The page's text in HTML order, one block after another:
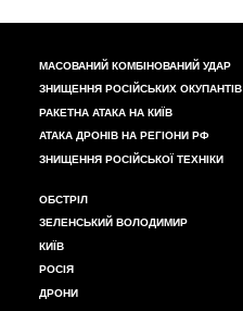
МАСОВАНИЙ КОМБІНОВАНИЙ УДАР
ЗНИЩЕННЯ РОСІЙСЬКИХ ОКУПАНТІВ
РАКЕТНА АТАКА НА КИЇВ
АТАКА ДРОНІВ НА РЕГІОНИ РФ
ЗНИЩЕННЯ РОСІЙСЬКОЇ ТЕХНІКИ
ОБСТРІЛ
ЗЕЛЕНСЬКИЙ ВОЛОДИМИР
КИЇВ
РОСІЯ
ДРОНИ